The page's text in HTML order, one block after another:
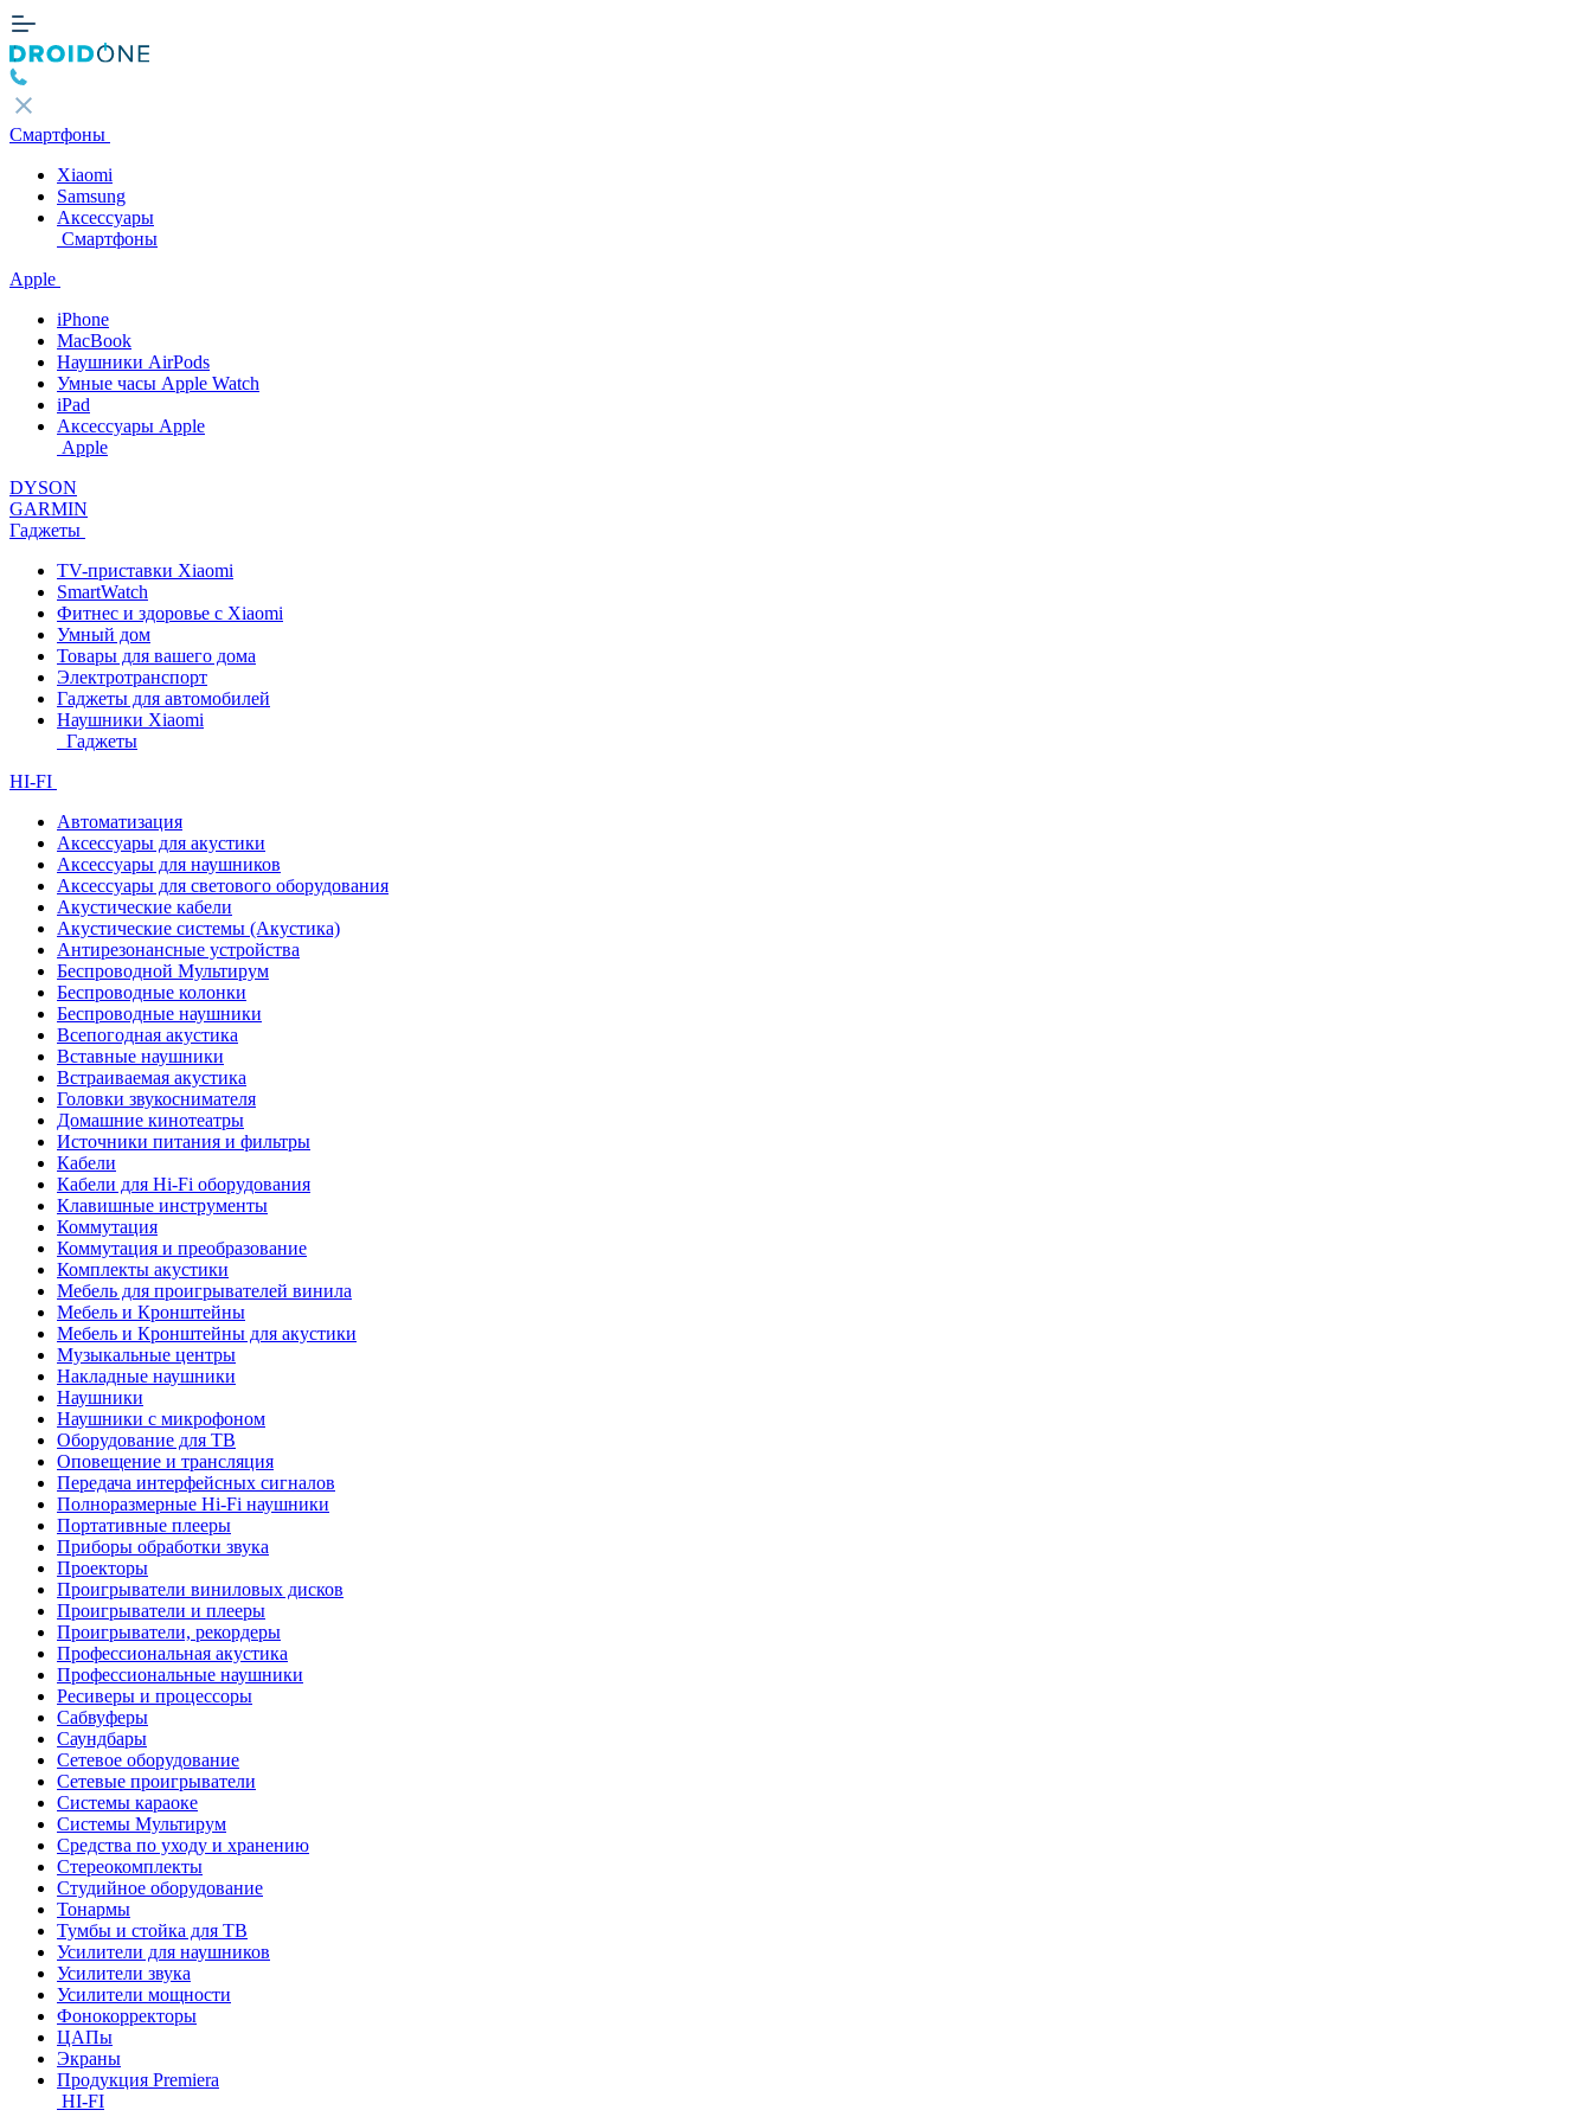
Смартфоны
Xiaomi
Samsung
Аксессуары
Смартфоны
Apple
iPhone
MacBook
Наушники AirPods
Умные часы Apple Watch
iPad
Аксессуары Apple
Apple
DYSON
GARMIN
Гаджеты
TV-приставки Xiaomi
SmartWatch
Фитнес и здоровье с Xiaomi
Умный дом
Товары для вашего дома
Электротранспорт
Гаджеты для автомобилей
Наушники Xiaomi
Гаджеты
HI-FI
Автоматизация
Аксессуары для акустики
Аксессуары для наушников
Аксессуары для светового оборудования
Акустические кабели
Акустические системы (Акустика)
Антирезонансные устройства
Беспроводной Мультирум
Беспроводные колонки
Беспроводные наушники
Всепогодная акустика
Вставные наушники
Встраиваемая акустика
Головки звукоснимателя
Домашние кинотеатры
Источники питания и фильтры
Кабели
Кабели для Hi-Fi оборудования
Клавишные инструменты
Коммутация
Коммутация и преобразование
Комплекты акустики
Мебель для проигрывателей винила
Мебель и Кронштейны
Мебель и Кронштейны для акустики
Музыкальные центры
Накладные наушники
Наушники
Наушники с микрофоном
Оборудование для ТВ
Оповещение и трансляция
Передача интерфейсных сигналов
Полноразмерные Hi-Fi наушники
Портативные плееры
Приборы обработки звука
Проекторы
Проигрыватели виниловых дисков
Проигрыватели и плееры
Проигрыватели, рекордеры
Профессиональная акустика
Профессиональные наушники
Ресиверы и процессоры
Сабвуферы
Саундбары
Сетевое оборудование
Сетевые проигрыватели
Системы караоке
Системы Мультирум
Средства по уходу и хранению
Стереокомплекты
Студийное оборудование
Тонармы
Тумбы и стойка для ТВ
Усилители для наушников
Усилители звука
Усилители мощности
Фонокорректоры
ЦАПы
Экраны
Продукция Premiera
HI-FI